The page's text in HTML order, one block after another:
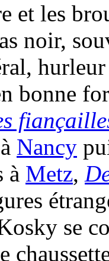
et les
noir,
bonne
à Nancy
à Metz,
se